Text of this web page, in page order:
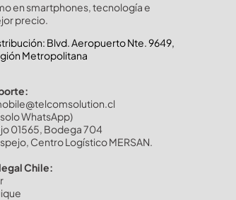
en smartphones, tecnología e
precio.
Blvd. Aeropuerto Nte. 9649,
Metropolitana
WhatsApp)
01565, Bodega 704
Centro Logístico MERSAN.
Chile: